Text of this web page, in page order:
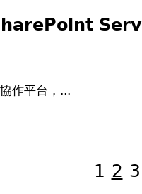
作平台，...
1 2 3